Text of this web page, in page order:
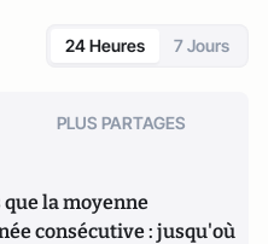
24 Heures 7 Jours
PLUS PARTAGES
la moyenne
consécutive : jusqu'où